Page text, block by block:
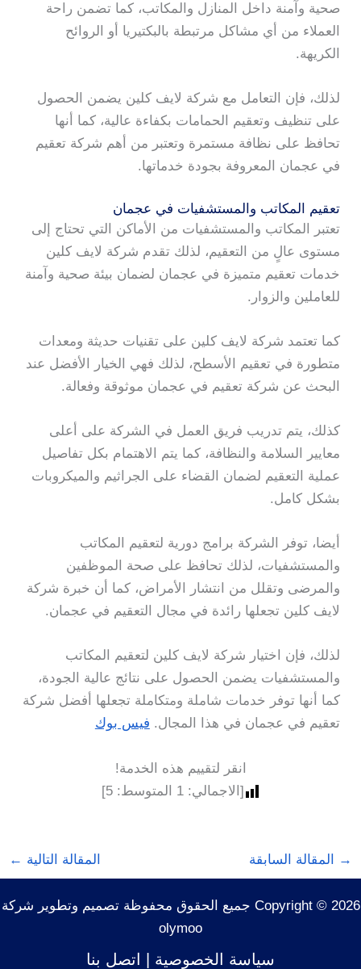
صحية وآمنة داخل المنازل والمكاتب، كما تضمن راحة
العملاء من أي مشاكل مرتبطة بالبكتيريا أو الروائح
الكريهة.
لذلك، فإن التعامل مع شركة لايف كلين يضمن الحصول
على تنظيف وتعقيم الحمامات بكفاءة عالية، كما أنها
تحافظ على نظافة مستمرة وتعتبر من أهم شركة تعقيم
في عجمان المعروفة بجودة خدماتها.
تعقيم المكاتب والمستشفيات في عجمان
تعتبر المكاتب والمستشفيات من الأماكن التي تحتاج إلى
مستوى عالٍ من التعقيم، لذلك تقدم شركة لايف كلين
خدمات تعقيم متميزة في عجمان لضمان بيئة صحية وآمنة
للعاملين والزوار.
كما تعتمد شركة لايف كلين على تقنيات حديثة ومعدات
متطورة في تعقيم الأسطح، لذلك فهي الخيار الأفضل عند
البحث عن شركة تعقيم في عجمان موثوقة وفعالة.
كذلك، يتم تدريب فريق العمل في الشركة على أعلى
معايير السلامة والنظافة، كما يتم الاهتمام بكل تفاصيل
عملية التعقيم لضمان القضاء على الجراثيم والميكروبات
بشكل كامل.
أيضا، توفر الشركة برامج دورية لتعقيم المكاتب
والمستشفيات، لذلك تحافظ على صحة الموظفين
والمرضى وتقلل من انتشار الأمراض، كما أن خبرة شركة
لايف كلين تجعلها رائدة في مجال التعقيم في عجمان.
لذلك، فإن اختيار شركة لايف كلين لتعقيم المكاتب
والمستشفيات يضمن الحصول على نتائج عالية الجودة،
كما أنها توفر خدمات شاملة ومتكاملة تجعلها أفضل شركة
تعقيم في عجمان في هذا المجال. فيس بوك
انقر لتقييم هذه الخدمة!
[الاجمالي: 1 المتوسط:5
]
→ المقالة السابقة المقالة التالية ←
Copyright © 2026 جميع الحقوق محفوظة تصميم وتطوير شركة
olymoo
سياسة الخصوصية اتصل بنا